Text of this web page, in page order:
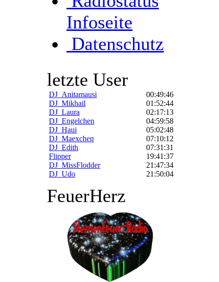
Infoseite
Datenschutz
letzte User
DJ_Anitamausi
00:49:46
DJ_Mikhail
01:52:44
DJ_Laura
02:17:13
DJ_Engelchen
04:59:58
DJ_Haui
05:02:48
DJ_Maexchen
07:10:12
DJ_Edith
07:31:31
Flipper
19:41:37
DJ_MissFlodder
21:47:34
DJ_Udo
21:50:04
FeuerHerz